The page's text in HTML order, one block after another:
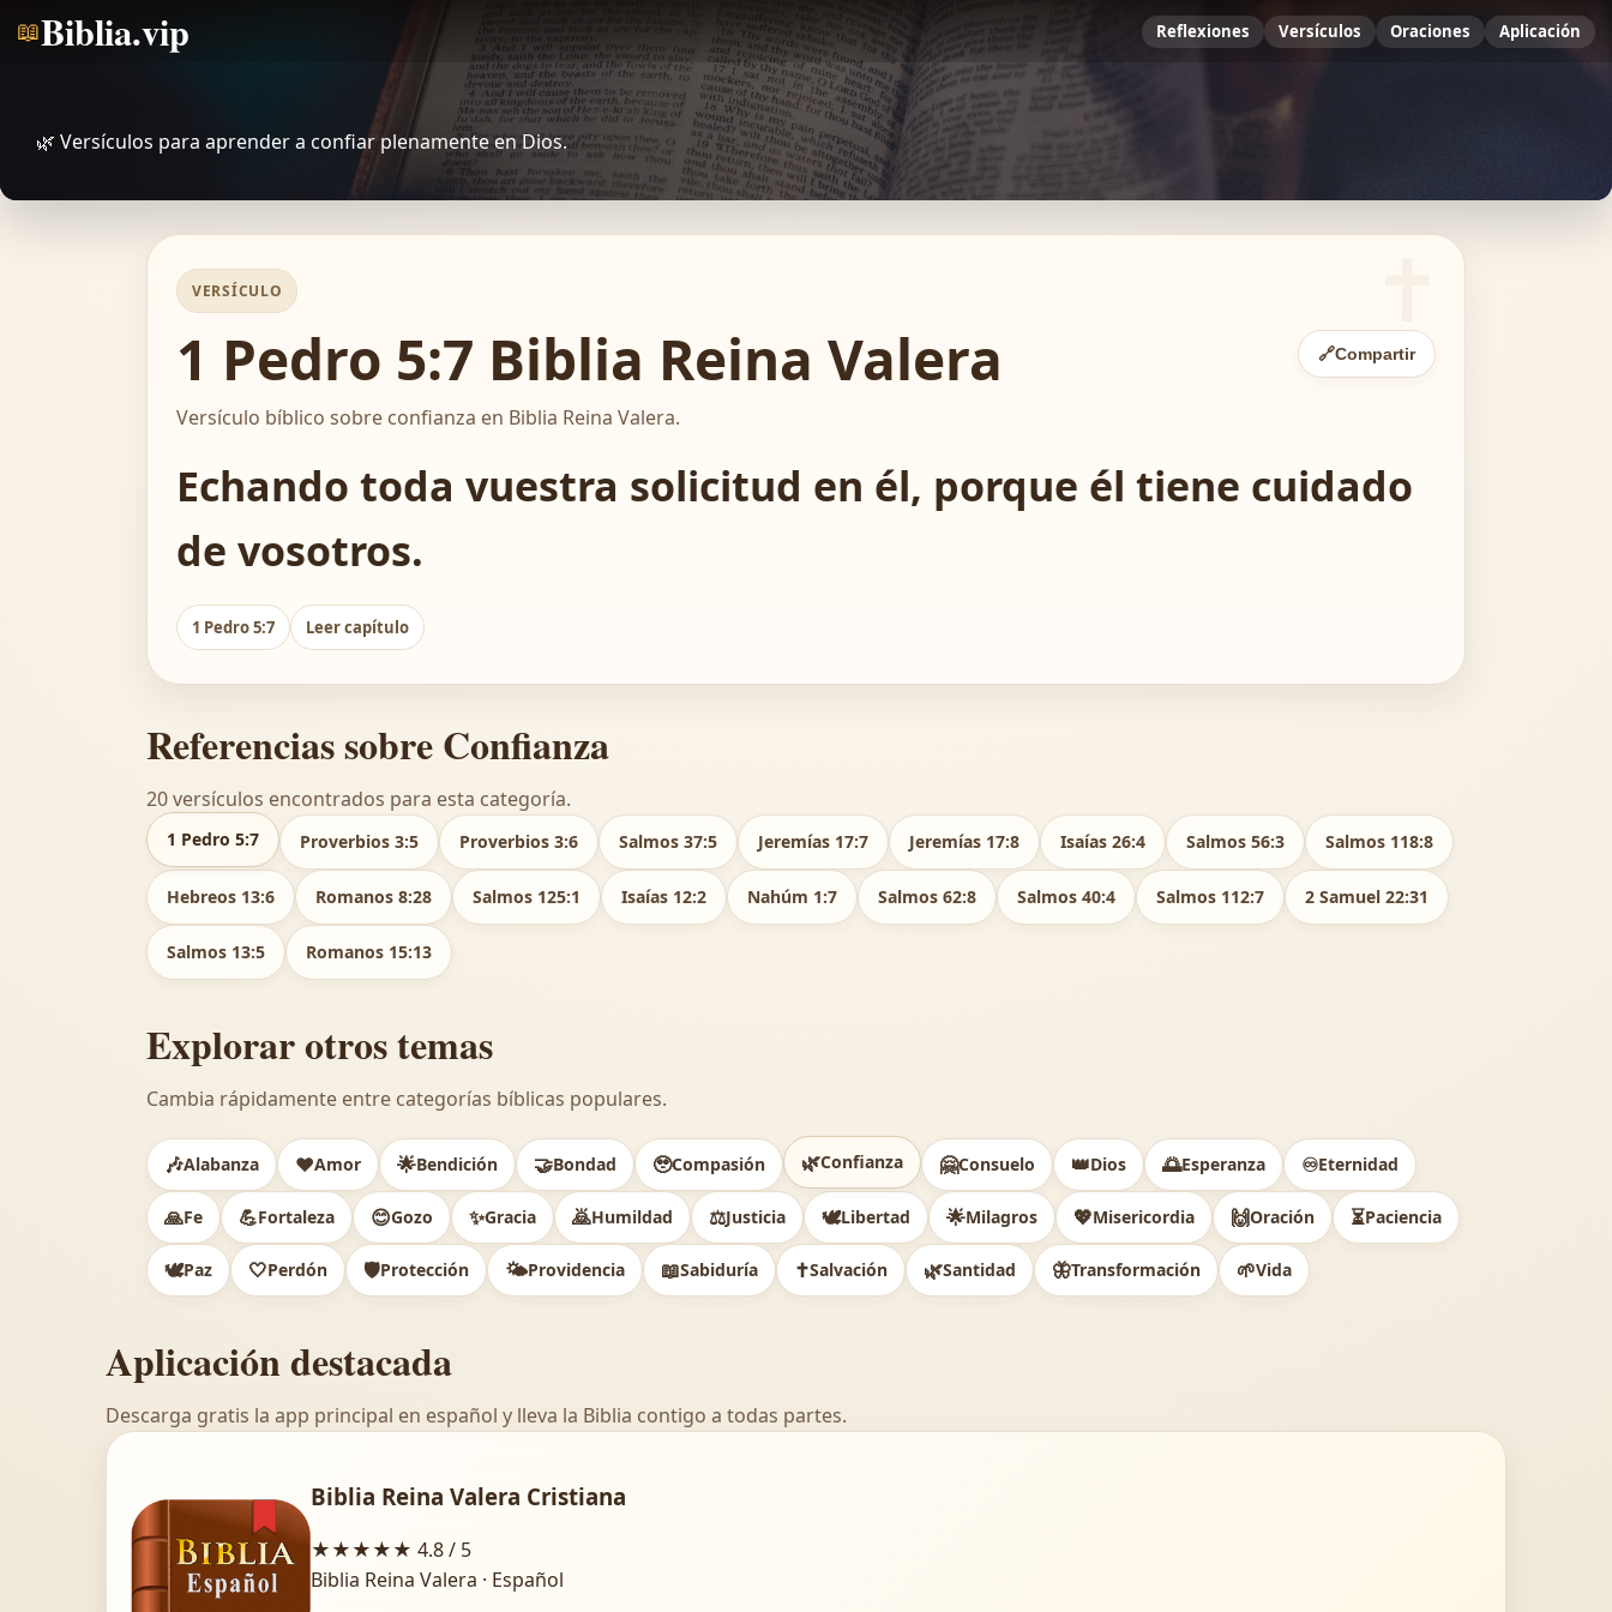
📖Biblia.vip Reflexiones Versículos Oraciones Aplicación
🌿 Versículos para aprender a confiar plenamente en Dios.
VERSÍCULO
1 Pedro 5:7 Biblia Reina Valera 🔗Compartir
Versículo bíblico sobre confianza en Biblia Reina Valera.
Echando toda vuestra solicitud en él, porque él tiene cuidado
de vosotros.
1 Pedro 5:7 Leer capítulo
Referencias sobre Confianza
20 versículos encontrados para esta categoría.
1 Pedro 5:7 Proverbios 3:5 Proverbios 3:6 Salmos 37:5 Jeremías 17:7 Jeremías 17:8 Isaías 26:4 Salmos 56:3 Salmos 118:8
Hebreos 13:6 Romanos 8:28 Salmos 125:1 Isaías 12:2 Nahúm 1:7 Salmos 62:8 Salmos 40:4 Salmos 112:7 2 Samuel 22:31
Salmos 13:5 Romanos 15:13
Explorar otros temas
Cambia rápidamente entre categorías bíblicas populares.
🎶Alabanza ❤️Amor 🌟Bendición 🤝Bondad 🥹Compasión 🌿Confianza 🤗Consuelo 👑Dios 🌅Esperanza ♾️Eternidad
🙏Fe 💪Fortaleza 😊Gozo ✨Gracia 🙇Humildad ⚖️Justicia 🕊Libertad 🌟Milagros 💖Misericordia 🙌Oración ⏳Paciencia
🕊️Paz 🤍Perdón 🛡️Protección 🌤️Providencia 📖Sabiduría ✝️Salvación 🌿Santidad 🦋Transformación 🌱Vida
Aplicación destacada
Descarga gratis la app principal en español y lleva la Biblia contigo a todas partes.
Biblia Reina Valera Cristiana
★★★★★ 4.8 / 5
Biblia Reina Valera · Español